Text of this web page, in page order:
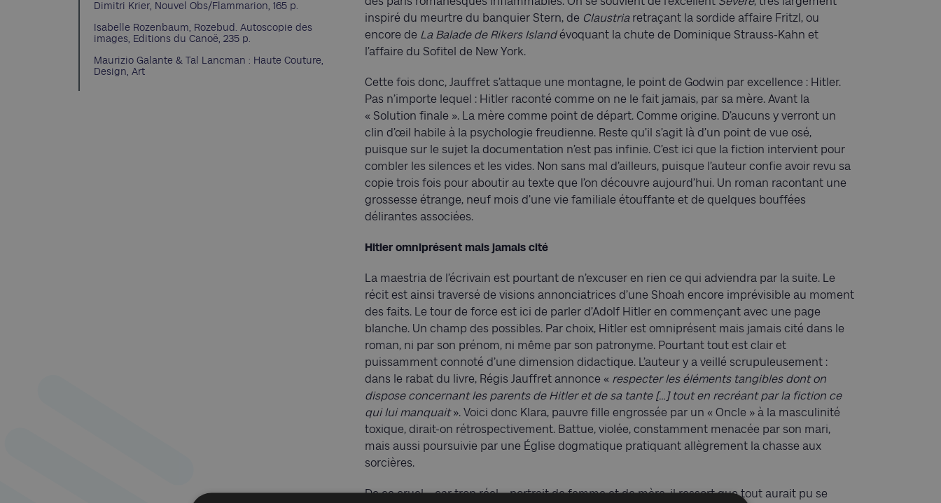
Dimitri Krier, Nouvel Obs/Flammarion, 165 p.
Isabelle Rozenbaum, Rozebud. Autoscopie des
images, Editions du Canoë, 235 p.
Maurizio Galante & Tal Lancman : Haute Couture,
Design, Art
inspiré du meurtre du banquier Stern, de Claustria retraçant la sordide affaire Fritzl, ou
encore de La Balade de Rikers Islandévoquant la chute de Dominique Strauss-Kahn et
l’affaire du Sofitel de New York.
Cette fois donc, Jauffret s’attaque une montagne, le point de Godwin par excellence : Hitler.
Pas n’importe lequel : Hitler raconté comme on ne le fait jamais, par sa mère. Avant la
« Solution finale ». La mère comme point de départ. Comme origine. D’aucuns y verront un
clin d’œil habile à la psychologie freudienne. Reste qu’il s’agit là d’un point de vue osé,
puisque sur le sujet la documentation n’est pas infinie. C’est ici que la fiction intervient pour
combler les silences et les vides. Non sans mal d’ailleurs, puisque l’auteur confie avoir revu sa
copie trois fois pour aboutir au texte que l’on découvre aujourd’hui. Un roman racontant une
grossesse étrange, neuf mois d’une vie familiale étouffante et de quelques bouffées
délirantes associées.
Hitler omniprésent mais jamais cité
La maestria de l’écrivain est pourtant de n’excuser en rien ce qui adviendra par la suite. Le
récit est ainsi traversé de visions annonciatrices d’une Shoah encore imprévisible au moment
des faits. Le tour de force est ici de parler d’Adolf Hitler en commençant avec une page
blanche. Un champ des possibles. Par choix, Hitler est omniprésent mais jamais cité dans le
roman, ni par son prénom, ni même par son patronyme. Pourtant tout est clair et
puissamment connoté d’une dimension didactique. L’auteur y a veillé scrupuleusement :
dans le rabat du livre, Régis Jauffret annonce « respecter les éléments tangibles dont on
dispose concernant les parents de Hitler et de sa tante […] tout en recréant par la fiction ce
qui lui manquait». Voici donc Klara, pauvre fille engrossée par un « Oncle » à la masculinité
toxique, dirait-on rétrospectivement. Battue, violée, constamment menacée par son mari,
mais aussi poursuivie par une Église dogmatique pratiquant allègrement la chasse aux
sorcières.
De ce cruel – car trop réel – portrait de femme et de mère, il ressort que tout aurait pu se